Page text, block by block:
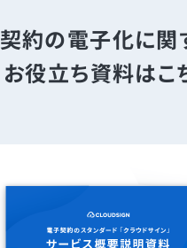
契約の電子化に関
お役立ち資料はこ